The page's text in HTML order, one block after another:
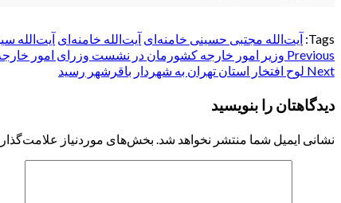
Tags: آيت‌الله مجتبی حسینی خامنه‌ای آیت‌الله خامنه‌ای آیت‌الله
Post
navigation
Previous وزیر امور خارجه کشورمان در نشست وزرای امور
Next لوح افتخار استان تهران به شهردار باقرشهر رسید
دیدگاهتان را بنویسید
نشانی ایمیل شما منتشر نخواهد شد. بخش‌های موردنیاز